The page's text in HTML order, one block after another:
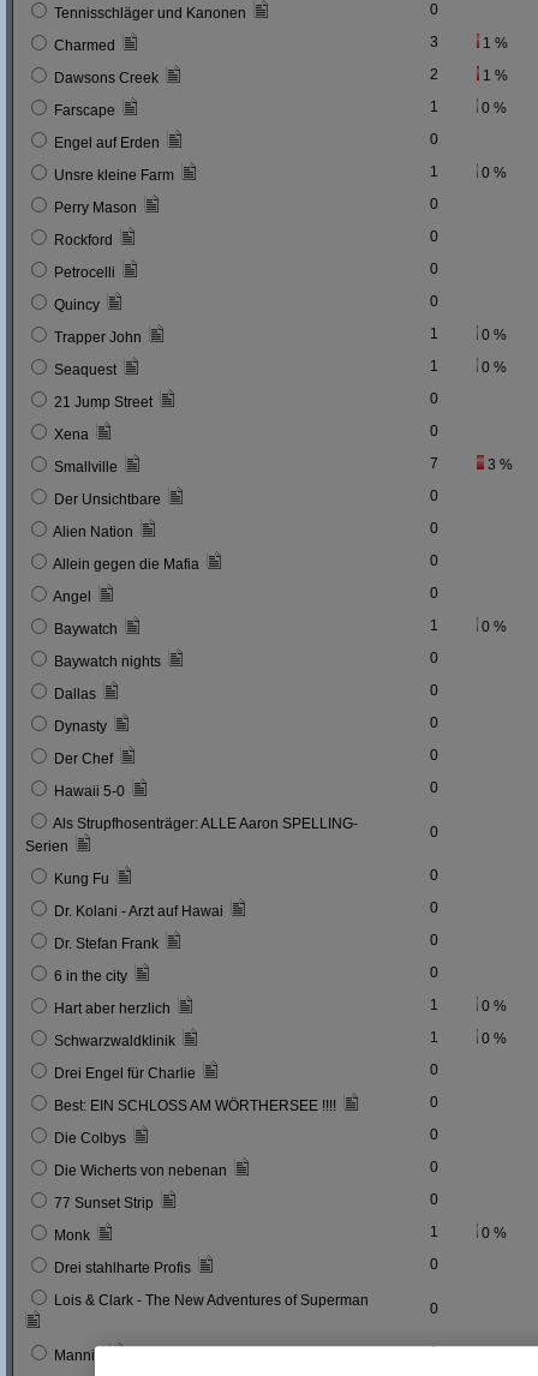
Tennisschläger und Kanonen 0
Charmed 3 1 %
Dawsons Creek 2 1 %
Farscape 1 0 %
Engel auf Erden 0
Unsre kleine Farm 1 0 %
Perry Mason 0
Rockford 0
Petrocelli 0
Quincy 0
Trapper John 1 0 %
Seaquest 1 0 %
21 Jump Street 0
Xena 0
Smallville 7 3 %
Der Unsichtbare 0
Alien Nation 0
Allein gegen die Mafia 0
Angel 0
Baywatch 1 0 %
Baywatch nights 0
Dallas 0
Dynasty 0
Der Chef 0
Hawaii 5-0 0
Als Strupfhosenträger: ALLE Aaron SPELLING-
Serien
0
Kung Fu 0
Dr. Kolani - Arzt auf Hawai 0
Dr. Stefan Frank 0
6 in the city 0
Hart aber herzlich 1 0 %
Schwarzwaldklinik 1 0 %
Drei Engel für Charlie 0
Best: EIN SCHLOSS AM WÖRTHERSEE !!!! 0
Die Colbys 0
Die Wicherts von nebenan 0
77 Sunset Strip 0
Monk 1 0 %
Drei stahlharte Profis 0
Lois & Clark - The New Adventures of Superman 0
Mannix 0